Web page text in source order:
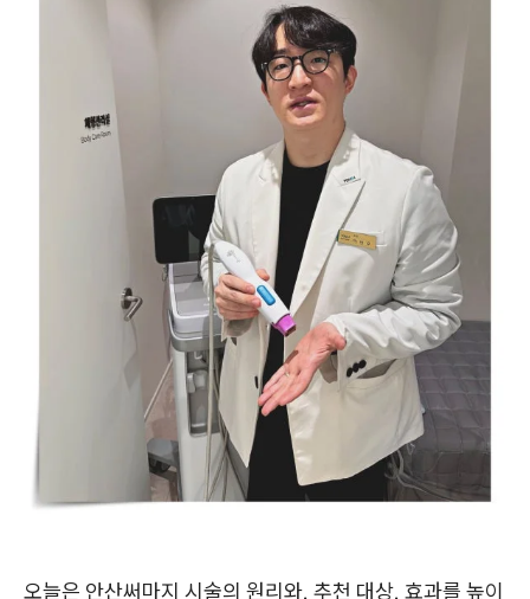
오늘은 안산써마지 시술의 원리와, 추천 대상, 효과를 높이